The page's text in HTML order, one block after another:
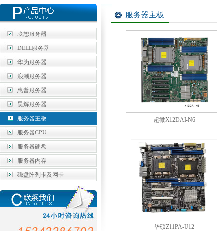
联想服务器
DELL服务器
华为服务器
浪潮服务器
惠普服务器
昊辉服务器
服务器主板
服务器CPU
服务器硬盘
服务器内存
磁盘阵列卡及网卡
服务器主板
超微X12DAI-N6
华硕Z11PA-U12